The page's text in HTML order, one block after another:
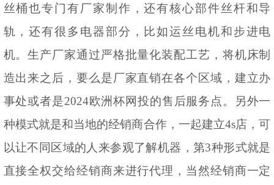
丝桶也专门有厂家制作，还有核心部件丝杆和导
轨，还有很多电器部分，比如运丝电机和步进电
机。生产厂家通过严格批量化装配工艺，将机床制
造出来之后，要么是厂家直销在各个区域，建立办
事处或者是2024欧洲杯网投的售后服务点。另外一
种模式就是和当地的经销商合作，一起建立4s店，可
以让不同区域的人来参观了解机器，第3种形式就是
直接全权交给经销商来进行代理，当然经销商一定